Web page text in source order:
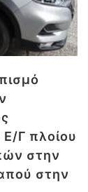
Γ πλοίου
στην
στην